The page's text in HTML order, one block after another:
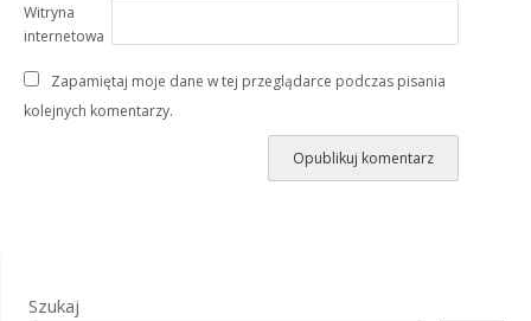
Witryna
internetowa
Zapamiętaj moje dane w tej przeglądarce podczas pisania
kolejnych komentarzy.
Szukaj